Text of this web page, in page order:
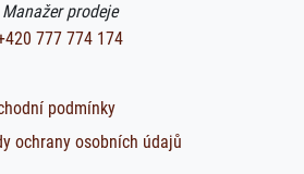
Manažer prodeje
777 774 174
podmínky
ochrany osobních údajů